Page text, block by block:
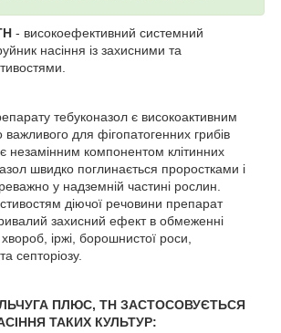
- високоефективний системний
насіння із захисними та
тебуконазол є високоактивним
важливого для фігопатогенних грибів
незамінним компонентом клітинних
швидко поглинається проростками і
у надземній частині рослин.
діючої речовини препарат
захисний ефект в обмеженні
іржі, борошнистої роси,
септоріозу.
ПЛЮС, ТН ЗАСТОСОВУЄТЬСЯ
ТАКИХ КУЛЬТУР: